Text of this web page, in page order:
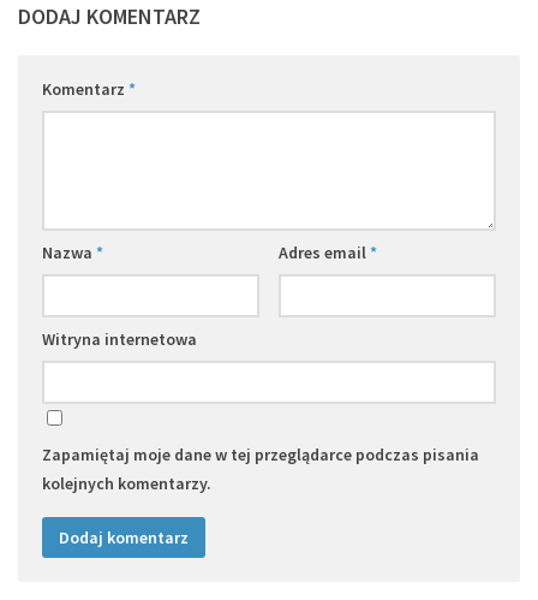
DODAJ KOMENTARZ
Komentarz *
Nazwa * Adres email *
Witryna internetowa
Zapamiętaj moje dane w tej przeglądarce podczas pisania
kolejnych komentarzy.